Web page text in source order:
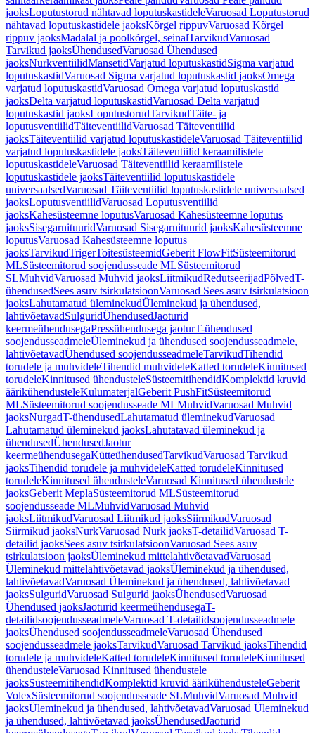
jaoksLoputustorud nähtavad loputuskastideleVaruosad Loputustorud
nähtavad loputuskastidele jaoksKõrgel rippuvVaruosad Kõrgel
rippuv jaoksMadalal ja poolkõrgel, seinalTarvikudVaruosad
Tarvikud jaoksÜhendusedVaruosad Ühendused
jaoksNurkventiilidMansetidVarjatud loputuskastidSigma varjatud
loputuskastidVaruosad Sigma varjatud loputuskastid jaoksOmega
varjatud loputuskastidVaruosad Omega varjatud loputuskastid
jaoksDelta varjatud loputuskastidVaruosad Delta varjatud
loputuskastid jaoksLoputustorudTarvikudTäite- ja
loputusventiilidTäiteventiilidVaruosad Täiteventiilid
jaoksTäiteventiilid varjatud loputuskastideleVaruosad Täiteventiilid
varjatud loputuskastidele jaoksTäiteventiilid keraamilistele
loputuskastideleVaruosad Täiteventiilid keraamilistele
loputuskastidele jaoksTäiteventiilid loputuskastidele
universaalsedVaruosad Täiteventiilid loputuskastidele universaalsed
jaoksLoputusventiilidVaruosad Loputusventiilid
jaoksKahesüsteemne loputusVaruosad Kahesüsteemne loputus
jaoksSisegarnituuridVaruosad Sisegarnituurid jaoksKahesüsteemne
loputusVaruosad Kahesüsteemne loputus
jaoksTarvikudTrigerToitesüsteemidGeberit FlowFitSüsteemitorud
MLSüsteemitorud soojendusseade MLSüsteemitorud
SLMuhvidVaruosad Muhvid jaoksLiitmikudRedutseerijadPõlvedT-
ühendusedSees asuv tsirkulatsioonVaruosad Sees asuv tsirkulatsioon
jaoksLahutamatud üleminekudÜleminekud ja ühendused,
lahtivõetavadSulguridÜhendusedJaoturid
keermeühendusegaPressühendusega jaoturT-ühendused
soojendusseadmeleÜleminekud ja ühendused soojendusseadmele,
lahtivõetavadÜhendused soojendusseadmeleTarvikudTihendid
torudele ja muhvideleTihendid muhvideleKatted torudeleKinnitused
torudeleKinnitused ühendusteleSüsteemitihendidKomplektid kruvid
äärikühendusteleKulumaterjalGeberit PushFitSüsteemitorud
MLSüsteemitorud soojendusseade MLMuhvidVaruosad Muhvid
jaoksNurgadT-ühendusedLahutamatud üleminekudVaruosad
Lahutamatud üleminekud jaoksLahutatavad üleminekud ja
ühendusedÜhendusedJaotur
keermeühendusegaKütteühendusedTarvikudVaruosad Tarvikud
jaoksTihendid torudele ja muhvideleKatted torudeleKinnitused
torudeleKinnitused ühendusteleVaruosad Kinnitused ühendustele
jaoksGeberit MeplaSüsteemitorud MLSüsteemitorud
soojendusseade MLMuhvidVaruosad Muhvid
jaoksLiitmikudVaruosad Liitmikud jaoksSiirmikudVaruosad
Siirmikud jaoksNurkVaruosad Nurk jaoksT-detailidVaruosad T-
detailid jaoksSees asuv tsirkulatsioonVaruosad Sees asuv
tsirkulatsioon jaoksÜleminekud mittelahtivõetavadVaruosad
Üleminekud mittelahtivõetavad jaoksÜleminekud ja ühendused,
lahtivõetavadVaruosad Üleminekud ja ühendused, lahtivõetavad
jaoksSulguridVaruosad Sulgurid jaoksÜhendusedVaruosad
Ühendused jaoksJaoturid keermeühendusegaT-
detailidsoojendusseadmeleVaruosad T-detailidsoojendusseadmele
jaoksÜhendused soojendusseadmeleVaruosad Ühendused
soojendusseadmele jaoksTarvikudVaruosad Tarvikud jaoksTihendid
torudele ja muhvideleKatted torudeleKinnitused torudeleKinnitused
ühendusteleVaruosad Kinnitused ühendustele
jaoksSüsteemitihendidKomplektid kruvid äärikühendusteleGeberit
VolexSüsteemitorud soojendusseade SLMuhvidVaruosad Muhvid
jaoksÜleminekud ja ühendused, lahtivõetavadVaruosad Üleminekud
ja ühendused, lahtivõetavad jaoksÜhendusedJaoturid